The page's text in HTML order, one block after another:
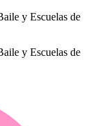
y Escuelas de
y Escuelas de